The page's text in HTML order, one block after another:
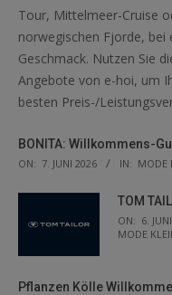
Tour, Mittelmeer-Cruise
norwegischen Fjorde,
Geschmack. Nutzen Sie
Angebote von e-hoi, um
besten Preis-/
BONITA: Willkommens-
ON: 7. JUNI 2026 IN: MODE
TOM
ON: 6.
MODE
Pflanzen Kölle